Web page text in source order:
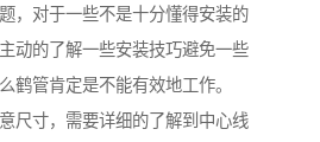
，对于一些不是十分懂得安装的
动的了解一些安装技巧避免一些
鹤管肯定是不能有效地工作。
尺寸，需要详细的了解到中心线